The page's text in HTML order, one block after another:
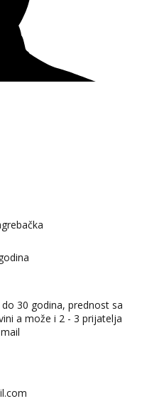
se oslobodi
30 godina, prednost sa
a može i 2 - 3 prijatelja